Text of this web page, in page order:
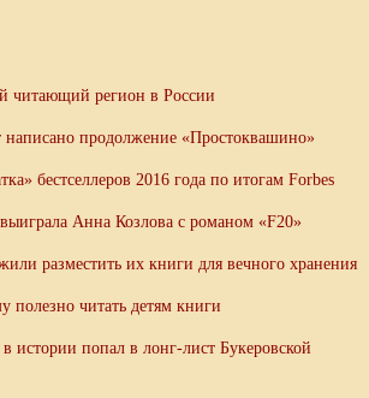
читающий регион в России
написано продолжение «Простоквашино»
бестселлеров 2016 года по итогам Forbes
Анна Козлова с романом «F20»
разместить их книги для вечного хранения
полезно читать детям книги
истории попал в лонг-лист Букеровской